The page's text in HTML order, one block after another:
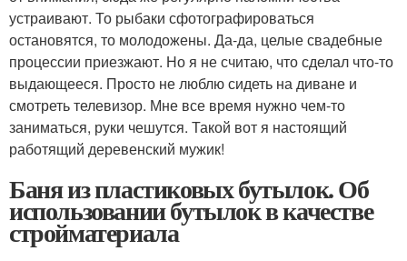
устраивают. То рыбаки сфотографироваться
остановятся, то молодожены. Да-да, целые свадебные
процессии приезжают. Но я не считаю, что сделал что-то
выдающееся. Просто не люблю сидеть на диване и
смотреть телевизор. Мне все время нужно чем-то
заниматься, руки чешутся. Такой вот я настоящий
работящий деревенский мужик!
Баня из пластиковых бутылок. Об
использовании бутылок в качестве
стройматериала